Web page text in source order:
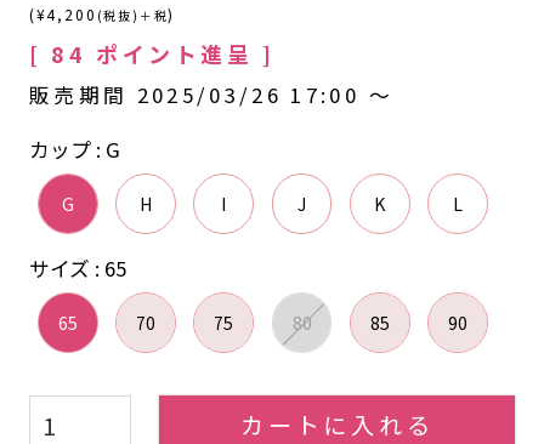
(¥4,200 (税抜)＋税)
[ 84 ポイント進呈 ]
販売期間 2025/03/26 17:00 〜
サイズ 65
65 70 75 80 85 90
カップ G
G H I J K L
カートに入れる